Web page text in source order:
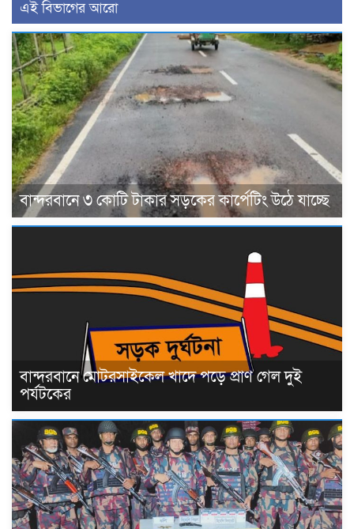
এই বিভাগের আরো
বান্দরবানে ৩ কোটি টাকার সড়কের কার্পেটিং উঠে যাচ্ছে
বান্দরবানে মোটরসাইকেল খাদে পড়ে প্রাণ গেল দুই
পর্যটকের